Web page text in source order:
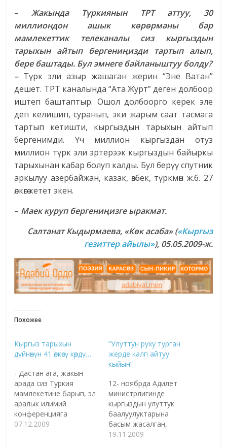
–Жакында Түркиянын ТРТ аттуу, 30
миллиондон ашык көрөрманы бар
мамлекеттик телеканалы сиз кыргыздын
тарыхын айтып бергениңизди тартып алып,
бере баштады. Бул эмнеге байланыштуу болду?
– Түрк эли азыр жашаган жерин “Эне Ватан”
дешет. ТРТ каналында “Ата Журт” деген долбоор
иштеп баштаптыр. Ошол долбоорго керек эле
деп келишип, суранып, эки жарым саат тасмага
тартып кетишти, кыргыздын тарыхын айтып
бергенимди. Үч миллион кыргыздан отуз
миллион түрк эли эртерээк кыргыздын байыркы
тарыхынан кабар болуп калды. Бул берүү спутник
аркылуу азербайжан, казак, өзбек, түркмөн ж.б. 27
өлкөгө кетет экен.
– Маек куруп бергениңизге ыракмат.
Салтанат Кыдырмаева, «Көк асаба»(«Кыргыз
гезиттер айылы»), 05.05.2009-ж.
Похожее
Кыргыз тарыхын
дүйнөнүн 41 өлкөсү көрдү…
- Дастан ага, жакын
арада сиз Туркия
мамлекетине барып, эл
аралык илимий
конференцияга
катышып, сөз сүйлөп
07.12.2009
“Улуттун руху турган
жерде калп айтуу
кыйын”
12- ноябрда Адилет
министрлигинде
кыргыздын улуттук
баалуулуктарына
басым жасалган,
көрөңгөлүү көөнөрбөс жакшы
19.11.2009